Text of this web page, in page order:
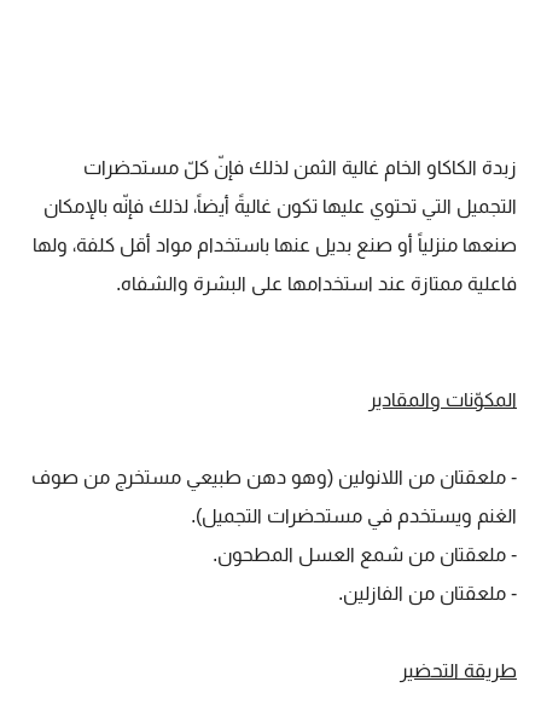
زبدة الكاكاو الخام غالية الثمن لذلك فإنّ كلّ مستحضرات
التجميل التي تحتوي عليها تكون غاليةً أيضاً، لذلك فإنّه بالإمكان
صنعها منزلياً أو صنع بديل عنها باستخدام مواد أقل كلفة، ولها
فاعلية ممتازة عند استخدامها على البشرة والشفاه.
المكوّنات والمقادير
- ملعقتان من اللانولين (وهو دهن طبيعي مستخرج من صوف
الغنم ويستخدم في مستحضرات التجميل).
- ملعقتان من شمع العسل المطحون.
- ملعقتان من الفازلين.
طريقة التحضير